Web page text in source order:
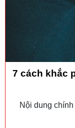
7 cách khắc
Nội dung